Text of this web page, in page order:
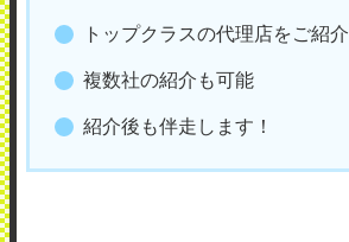
トップクラスの代理店をご紹介
複数社の紹介も可能
紹介後も伴走します！